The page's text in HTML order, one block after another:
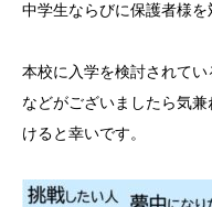
中学生ならびに保護者様を
本校に入学を検討されて
などがございましたら気
けると幸いです。